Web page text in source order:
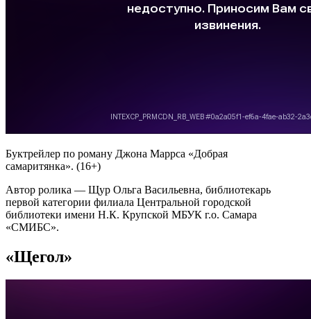
Буктрейлер по роману Джона Маррса «Добрая
самаритянка». (16+)
Автор ролика — Щур Ольга Васильевна, библиотекарь
первой категории филиала Центральной городской
библиотеки имени Н.К. Крупской МБУК г.о. Самара
«СМИБС».
«Щегол»